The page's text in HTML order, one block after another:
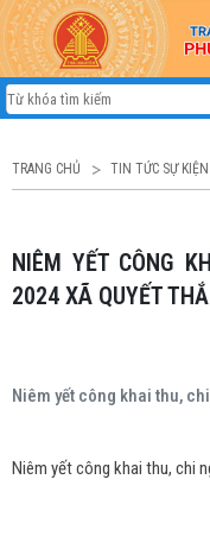
TRANG CHỦ TIN TỨC SỰ KIỆN
NIÊM YẾT CÔNG KHAI THU, CHI NGÂN SÁCH NĂM
2024 XÃ QUYẾT
Niêm yết công khai thu,
Niêm yết công khai thu, chi